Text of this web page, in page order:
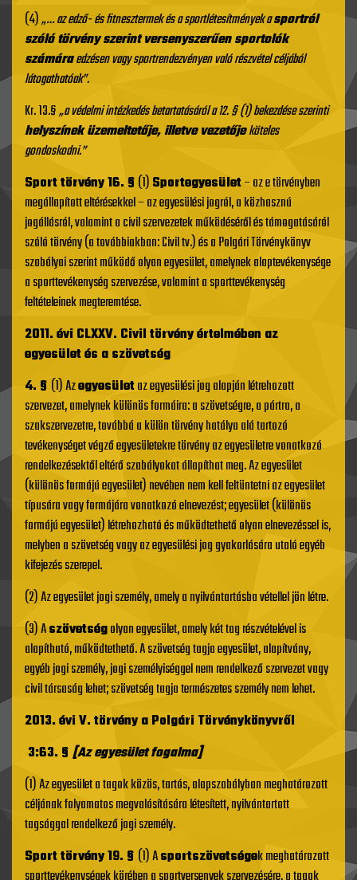
(4)„…az edző- és fitnesztermek és a sportlétesítmények asportról
szóló törvény szerint versenyszerűen sportolók
számáraedzésen vagy sportrendezvényen való részvétel céljából
látogathatóak”.
Kr. 13.§„a védelmi intézkedés betartatásáról a 12. § (1) bekezdése szerinti
helyszínek üzemeltetője, illetve vezetőjeköteles
gondoskodni.”
Sport törvény 16. §(1)Sportegyesület– az e törvényben
megállapított eltérésekkel – az egyesülési jogról, a közhasznú
jogállásról, valamint a civil szervezetek működéséről és támogatásáról
szóló törvény (a továbbiakban: Civil tv.) és a Polgári Törvénykönyv
szabályai szerint működő olyan egyesület, amelynek alaptevékenysége
a sporttevékenység szervezése, valamint a sporttevékenység
feltételeinek megteremtése.
2011. évi CLXXV. Civil törvény értelmében az
egyesület és a szövetség
4. § (1) Azegyesületaz egyesülési jog alapján létrehozott
szervezet, amelynek különös formáira: a szövetségre, a pártra, a
szakszervezetre, továbbá a külön törvény hatálya alá tartozó
tevékenységet végző egyesületekre törvény az egyesületre vonatkozó
rendelkezésektől eltérő szabályokat állapíthat meg. Az egyesület
(különös formájú egyesület) nevében nem kell feltüntetni az egyesület
típusára vagy formájára vonatkozó elnevezést; egyesület (különös
formájú egyesület) létrehozható és működtethető olyan elnevezéssel is,
melyben a szövetség vagy az egyesülési jog gyakorlására utaló egyéb
kifejezés szerepel.
(2) Az egyesület jogi személy, amely a nyilvántartásba vétellel jön létre.
(3) Aszövetségolyan egyesület, amely két tag részvételével is
alapítható, működtethető. A szövetség tagja egyesület, alapítvány,
egyéb jogi személy, jogi személyiséggel nem rendelkező szervezet vagy
civil társaság lehet; szövetség tagja természetes személy nem lehet.
2013. évi V. törvény a Polgári Törvénykönyvről
3:63. §[Az egyesület fogalma]
(1) Az egyesület a tagok közös, tartós, alapszabályban meghatározott
céljának folyamatos megvalósítására létesített, nyilvántartott
tagsággal rendelkező jogi személy.
Sport törvény 19. § (1) Asportszövetségek meghatározott